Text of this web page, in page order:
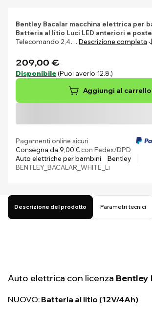
Bentley Bacalar macchina elettrica per
Batteria al litio Luci LED anteriori e
Telecomando 2,4… Descrizione completa
209,00 €
Disponibile (Puoi averlo 12.8.)
Aggiungi al carrello
Pagamenti online sicuri
Consegna da 9,00 €con Fedex/DPD
Auto elettriche per bambini
Bentley
BENTLEY_BACALAR_WHITE_Li
Descrizione del prodotto Parametri tecnici
Auto elettrica con licenza Bentley
NUOVO: Batteria al litio (12V/4Ah)